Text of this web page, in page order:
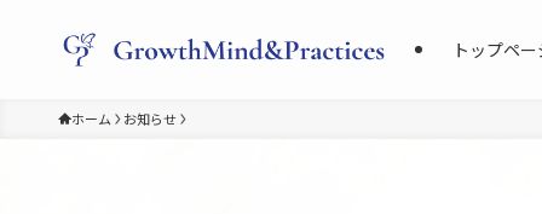
トップペー
ホーム お知らせ